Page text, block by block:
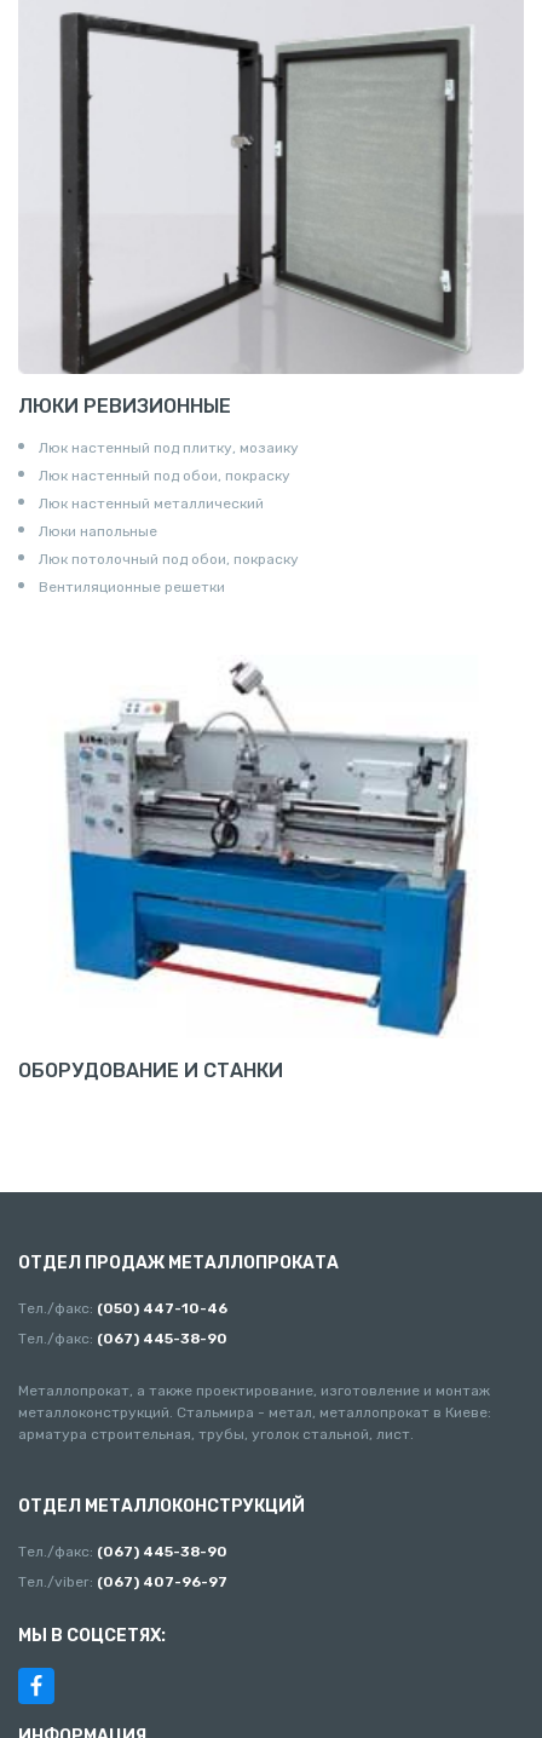
ЛЮКИ РЕВИЗИОННЫЕ
Люк настенный под плитку, мозаику
Люк настенный под обои, покраску
Люк настенный металлический
Люки напольные
Люк потолочный под обои, покраску
Вентиляционные решетки
ОБОРУДОВАНИЕ И СТАНКИ
ОТДЕЛ ПРОДАЖ МЕТАЛЛОПРОКАТА
Тел./факс: (050) 447-10-46
Тел./факс: (067) 445-38-90
Металлопрокат, а также проектирование, изготовление и монтаж
металлоконструкций. Стальмира - метал, металлопрокат в Киеве:
арматура строительная, трубы, уголок стальной, лист.
ОТДЕЛ МЕТАЛЛОКОНСТРУКЦИЙ
Тел./факс: (067) 445-38-90
Тел./viber: (067) 407-96-97
МЫ В СОЦСЕТЯХ: